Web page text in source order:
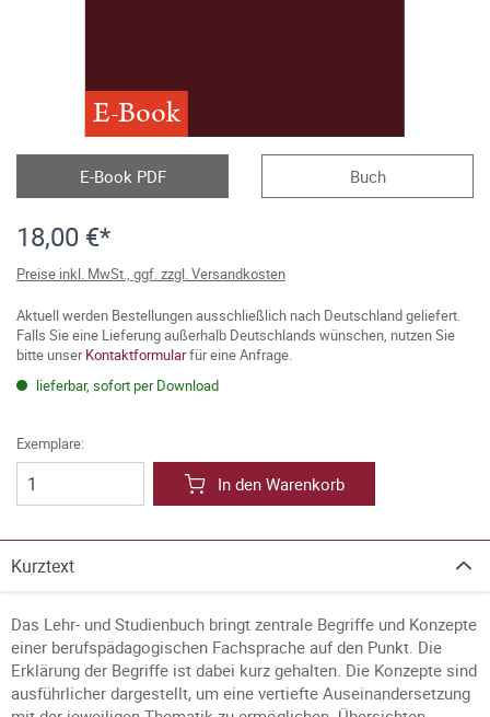
E-Book
E-Book PDF Buch
18,00 €*
Preise inkl. MwSt., ggf. zzgl. Versandkosten
Aktuell werden Bestellungen ausschließlich nach Deutschland geliefert.
Falls Sie eine Lieferung außerhalb Deutschlands wünschen, nutzen Sie
bitte unserKontaktformularfür eine Anfrage.
lieferbar, sofort per Download
Exemplare:
In den Warenkorb
Kurztext
Das Lehr- und Studienbuch bringt zentrale Begriffe und Konzepte
einer berufspädagogischen Fachsprache auf den Punkt. Die
Erklärung der Begriffe ist dabei kurz gehalten. Die Konzepte sind
ausführlicher dargestellt, um eine vertiefte Auseinandersetzung